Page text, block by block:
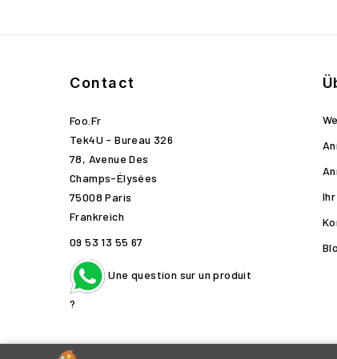
Contact
Foo.fr
Tek4U - Bureau 326
78, Avenue Des
Champs-Élysées
75008 Paris
Frankreich
09 53 13 55 67
Une question sur un produit
?